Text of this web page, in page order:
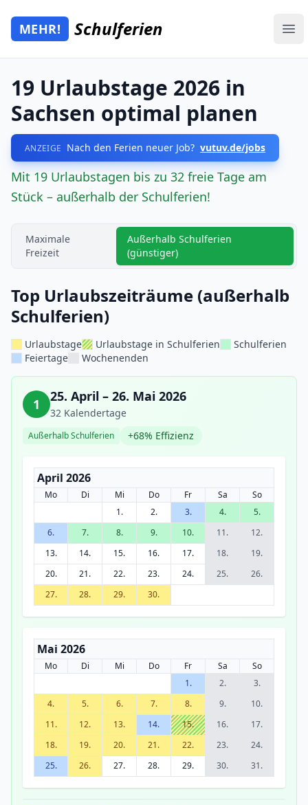
Zum Hauptinhalt springen
Mehr Schulferien
MEHR! Schulferien
19 Urlaubstage 2026 in
Sachsen optimal planen
ANZEIGE Nach den Ferien neuer Job? vutuv.de/jobs
Mit 19 Urlaubstagen bis zu 32 freie Tage am
Stück – außerhalb der Schulferien!
Maximale
Freizeit
Außerhalb Schulferien
(günstiger)
Top Urlaubszeiträume (außerhalb
Schulferien)
Urlaubstage Urlaubstage in Schulferien
Schulferien
Feiertage
Wochenenden
1 25. April – 26. Mai 2026
32 Kalendertage
Außerhalb Schulferien +68% Effizienz
April 2026
Mo Di Mi Do Fr Sa
So
1.
2. 3. 4.
5.
6.
7. 8. 9. 10. 11.
12.
13.
14. 15. 16. 17. 18.
19.
20.
21. 22. 23. 24. 25.
26.
27.
28. 29. 30.
Mai 2026
Mo Di Mi Do Fr Sa
So
1.
2.
3.
4.
5. 6. 7. 8. 9.
10.
11.
12. 13. 14. 15. 16.
17.
18.
19. 20. 21. 22. 23.
24.
25.
26. 27. 28. 29. 30. 31.